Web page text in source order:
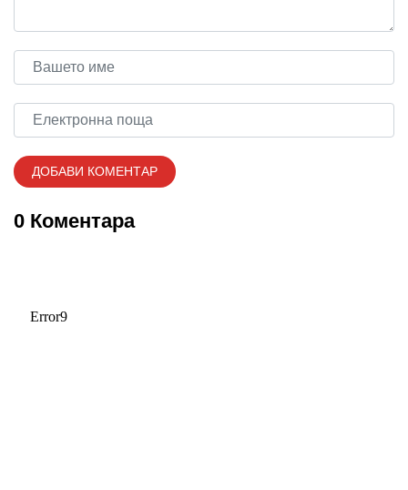
0 Коментара